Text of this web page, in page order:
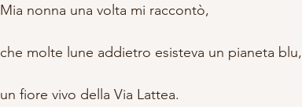
Mia nonna una volta mi raccontò,
che molte lune addietro esisteva un pianeta blu,
un fiore vivo della Via Lattea.